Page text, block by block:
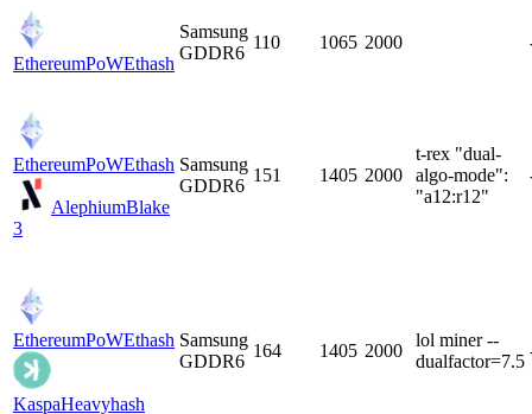
EthereumPoWEthash
Samsung
GDDR6
110 1065 2000
EthereumPoWEthash
AlephiumBlake
3
Samsung
GDDR6
151 1405 2000
t-rex "dual-
algo-mode":
"a12:r12"
EthereumPoWEthash
KaspaHeavyhash
Samsung
GDDR6
164 1405 2000
lol miner --
dualfactor=7.5